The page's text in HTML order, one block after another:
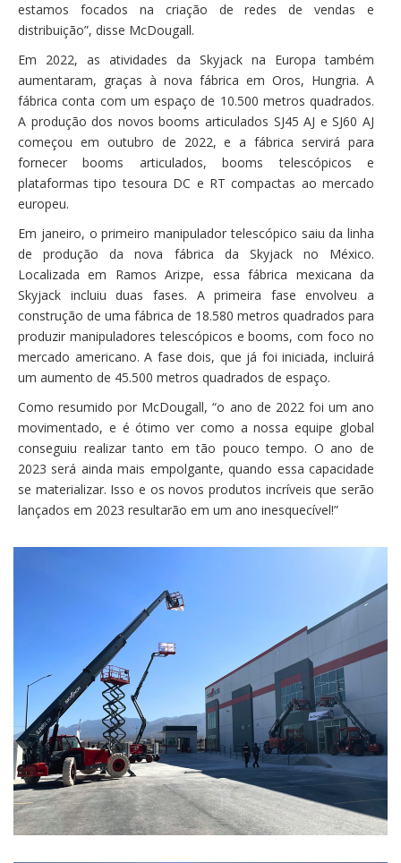
estamos focados na criação de redes de vendas e
distribuição”, disse McDougall.
Em 2022, as atividades da Skyjack na Europa também
aumentaram, graças à nova fábrica em Oros, Hungria. A
fábrica conta com um espaço de 10.500 metros quadrados.
A produção dos novos booms articulados SJ45 AJ e SJ60 AJ
começou em outubro de 2022, e a fábrica servirá para
fornecer booms articulados, booms telescópicos e
plataformas tipo tesoura DC e RT compactas ao mercado
europeu.
Em janeiro, o primeiro manipulador telescópico saiu da linha
de produção da nova fábrica da Skyjack no México.
Localizada em Ramos Arizpe, essa fábrica mexicana da
Skyjack incluiu duas fases. A primeira fase envolveu a
construção de uma fábrica de 18.580 metros quadrados para
produzir manipuladores telescópicos e booms, com foco no
mercado americano. A fase dois, que já foi iniciada, incluirá
um aumento de 45.500 metros quadrados de espaço.
Como resumido por McDougall, “o ano de 2022 foi um ano
movimentado, e é ótimo ver como a nossa equipe global
conseguiu realizar tanto em tão pouco tempo. O ano de
2023 será ainda mais empolgante, quando essa capacidade
se materializar. Isso e os novos produtos incríveis que serão
lançados em 2023 resultarão em um ano inesquecível!”